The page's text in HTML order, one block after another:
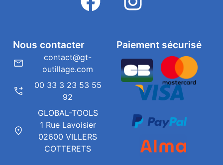
Paiement sécurisé
Nous contacter
contact@gt-
outillage.com
00 33 3 23 53 55
92
GLOBAL-TOOLS
1 Rue Lavoisier
02600 VILLERS
COTTERETS